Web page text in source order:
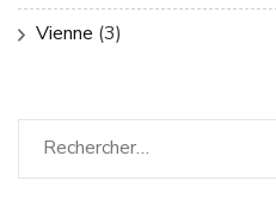
Vienne (3)
Rechercher :